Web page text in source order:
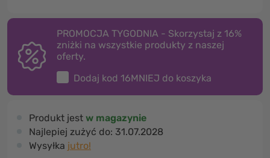
PROMOCJA TYGODNIA - Skorzystaj z 16%
zniżki na wszystkie produkty z naszej
oferty.
Dodaj kod 16MNIEJ do koszyka
Produkt jest w magazynie
Najlepiej zużyć do: 31.07.2028
Wysyłka jutro!